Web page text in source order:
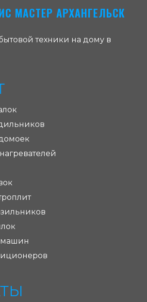
МАСТЕР АРХАНГЕЛЬСК
техники на дому в